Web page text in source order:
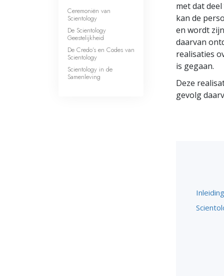
met dat
kan de
en wordt
daarvan
realisaties
is gegaan.
Deze
gevolg
Inleiding
Ceremoniën van
Scientology
De Scientology
Geestelijkheid
De Credo’s en Codes van
Scientology
Scientology in de
Samenleving